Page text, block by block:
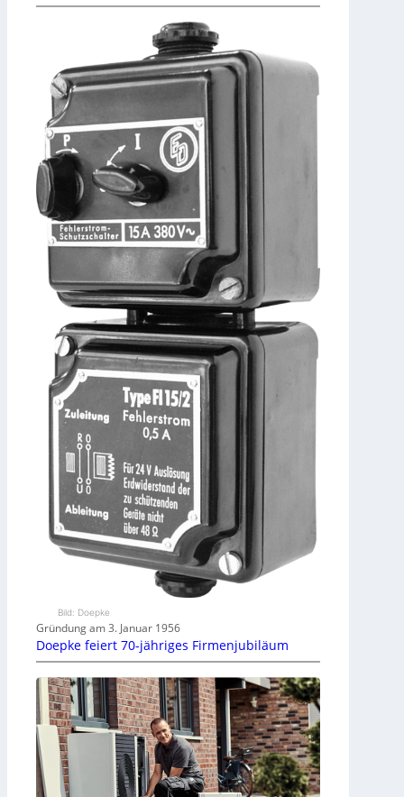
Bild: Doepke
Gründung am 3. Januar 1956
Doepke feiert 70-jähriges Firmenjubiläum